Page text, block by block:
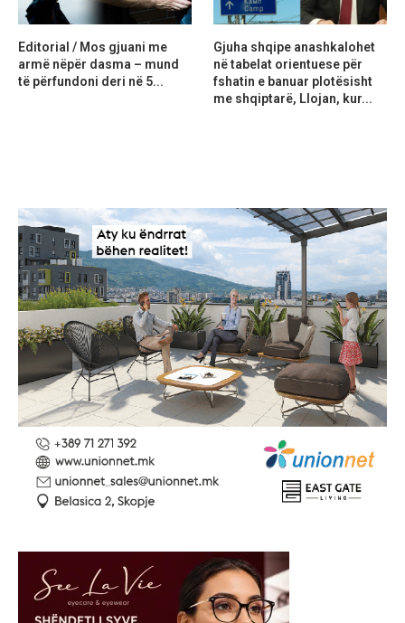
Editorial / Mos gjuani me
armë nëpër dasma – mund
të përfundoni deri në 5...
Gjuha shqipe anashkalohet
në tabelat orientuese për
fshatin e banuar plotësisht
me shqiptarë, Llojan, kur...